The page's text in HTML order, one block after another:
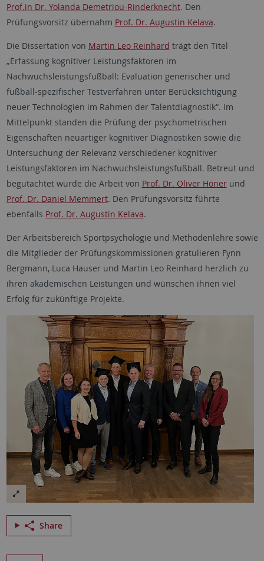
Prof.in Dr. Yolanda Demetriou-Rinderknecht. Den
Prüfungsvorsitz übernahm Prof. Dr. Augustin Kelava.
Die Dissertation von Martin Leo Reinhard trägt den Titel
„Erfassung kognitiver Leistungsfaktoren im
Nachwuchsleistungsfußball: Evaluation generischer und
fußball-spezifischer Testverfahren unter Berücksichtigung
neuer Technologien im Rahmen der Talentdiagnostik“. Im
Mittelpunkt standen die Prüfung der psychometrischen
Eigenschaften neuartiger kognitiver Diagnostiken sowie die
Untersuchung der Relevanz verschiedener kognitiver
Leistungsfaktoren im Nachwuchsleistungsfußball. Betreut und
begutachtet wurde die Arbeit von Prof. Dr. Oliver Hönerund
Prof. Dr. Daniel Memmert. Den Prüfungsvorsitz führte
ebenfalls Prof. Dr. Augustin Kelava.
Der Arbeitsbereich Sportpsychologie und Methodenlehre sowie
die Mitglieder der Prüfungskommissionen gratulieren Fynn
Bergmann, Luca Hauser und Martin Leo Reinhard herzlich zu
ihren akademischen Leistungen und wünschen ihnen viel
Erfolg für zukünftige Projekte.
Share